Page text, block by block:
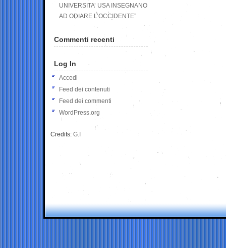
UNIVERSITA’ USA INSEGNANO
AD ODIARE L’OCCIDENTE”
Commenti recenti
Log In
Accedi
Feed dei contenuti
Feed dei commenti
WordPress.org
Credits: G.I